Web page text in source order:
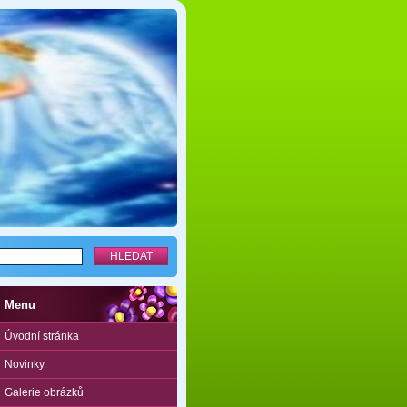
Menu
Úvodní stránka
Novinky
Galerie obrázků